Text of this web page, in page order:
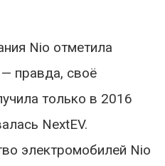
Nio отметила
правда, своё
только в 2016
NextEV.
электромобилей Nio